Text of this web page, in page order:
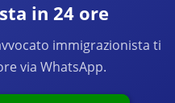
in 24 ore
immigrazionista ti
via WhatsApp.